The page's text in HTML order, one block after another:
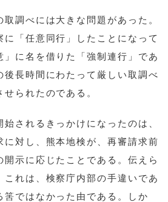
調べには大きな問題があった。
に「任意同行」したことになって
」に名を借りた「強制連行」であ
後長時間にわたって厳しい取調べ
られたのである。
されるきっかけになったのは、
に対し、熊本地検が、再審請求前
開示に応じたことである。伝えら
これは、検察庁内部の手違いであ
筈ではなかった由である。しか